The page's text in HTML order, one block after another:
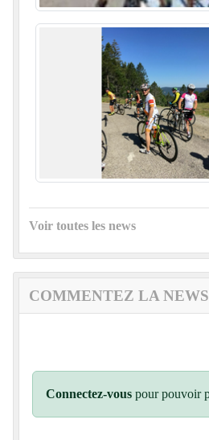
Voir toutes les news
COMMENTEZ LA NEWS
Connectez-vous pour pouvoir